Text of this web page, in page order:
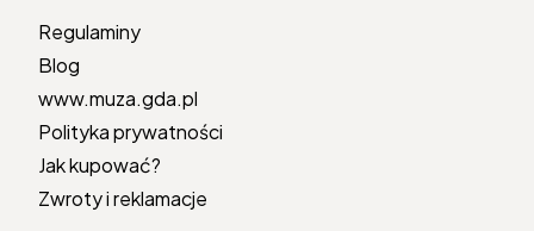
Regulaminy
Blog
www.muza.gda.pl
Polityka prywatności
Jak kupować?
Zwroty i reklamacje